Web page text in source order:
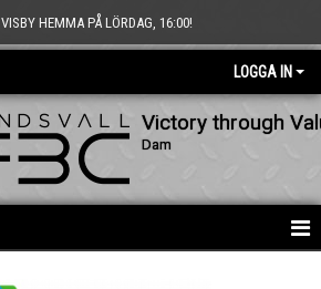
VISBY HEMMA PÅ LÖRDAG, 16:00!
LOGGA IN
Victory through
Dam